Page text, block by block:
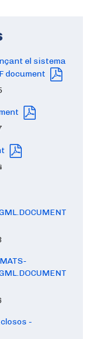
el sistema
document
-